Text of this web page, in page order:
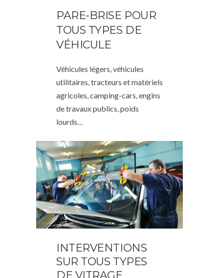
PARE-BRISE POUR
TOUS TYPES DE
VÉHICULE
Véhicules légers, véhicules
utilitaires, tracteurs et matériels
agricoles, camping-cars, engins
de travaux publics, poids
lourds…
INTERVENTIONS
SUR TOUS TYPES